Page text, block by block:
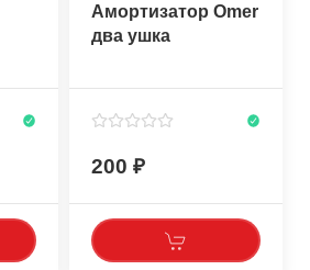
Амортизатор Omer
два ушка
200